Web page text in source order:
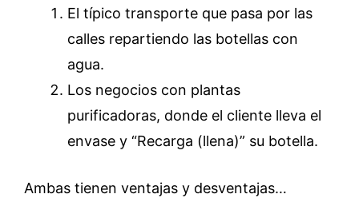
El típico transporte que pasa por las
calles repartiendo las botellas con
agua.
Los negocios con plantas
purificadoras, donde el cliente lleva el
envase y “Recarga (llena)” su botella.
Ambas tienen ventajas y desventajas…